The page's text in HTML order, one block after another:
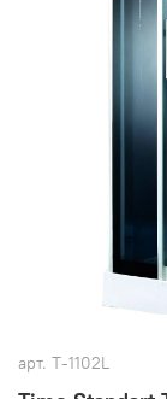
арт. T-1102L